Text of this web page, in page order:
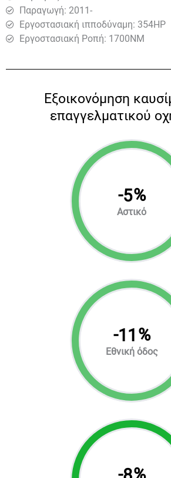
Παραγωγή: 2011-
Εργοστασιακή ιπποδύναμη: 354HP
Εργοστασιακή Ροπή: 1700ΝΜ
Eξοικονόμηση
επαγγελματικού
-5%
Αστικό
-11 %
Εθνική όδος